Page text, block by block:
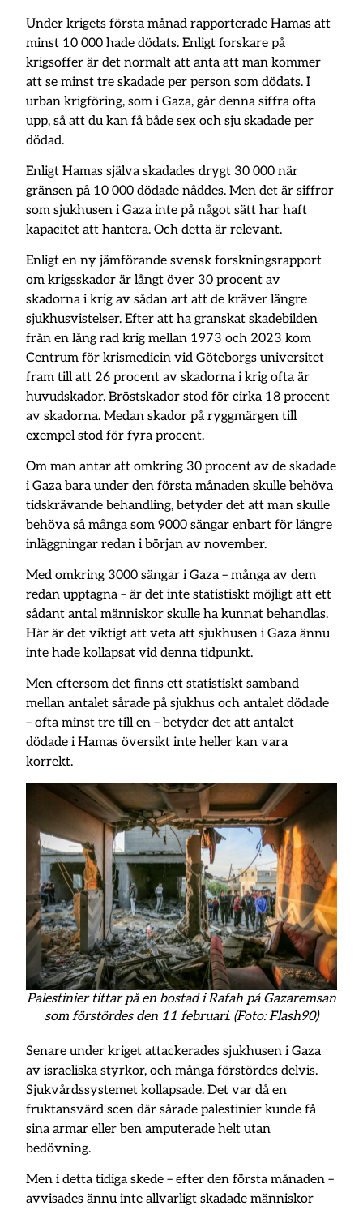
Under krigets första månad rapporterade Hamas att
minst 10 000 hade dödats. Enligt forskare på
krigsoffer är det normalt att anta att man kommer
att se minst tre skadade per person som dödats. I
urban krigföring, som i Gaza, går denna siffra ofta
upp, så att du kan få både sex och sju skadade per
dödad.
Enligt Hamas själva skadades drygt 30 000 när
gränsen på 10 000 dödade nåddes. Men det är siffror
som sjukhusen i Gaza inte på något sätt har haft
kapacitet att hantera. Och detta är relevant.
Enligt en ny jämförande svensk forskningsrapport
om krigsskador är långt över 30 procent av
skadorna i krig av sådan art att de kräver längre
sjukhusvistelser. Efter att ha granskat skadebilden
från en lång rad krig mellan 1973 och 2023 kom
Centrum för krismedicin vid Göteborgs universitet
fram till att 26 procent av skadorna i krig ofta är
huvudskador. Bröstskador stod för cirka 18 procent
av skadorna. Medan skador på ryggmärgen till
exempel stod för fyra procent.
Om man antar att omkring 30 procent av de skadade
i Gaza bara under den första månaden skulle behöva
tidskrävande behandling, betyder det att man skulle
behöva så många som 9000 sängar enbart för längre
inläggningar redan i början av november.
Med omkring 3000 sängar i Gaza – många av dem
redan upptagna – är det inte statistiskt möjligt att ett
sådant antal människor skulle ha kunnat behandlas.
Här är det viktigt att veta att sjukhusen i Gaza ännu
inte hade kollapsat vid denna tidpunkt.
Men eftersom det finns ett statistiskt samband
mellan antalet sårade på sjukhus och antalet dödade
– ofta minst tre till en – betyder det att antalet
dödade i Hamas översikt inte heller kan vara
korrekt.
Palestinier tittar på en bostad i Rafah på Gazaremsan
som förstördes den 11 februari. (Foto: Flash90)
Senare under kriget attackerades sjukhusen i Gaza
av israeliska styrkor, och många förstördes delvis.
Sjukvårdssystemet kollapsade. Det var då en
fruktansvärd scen där sårade palestinier kunde få
sina armar eller ben amputerade helt utan
bedövning.
Men i detta tidiga skede – efter den första månaden –
avvisades ännu inte allvarligt skadade människor